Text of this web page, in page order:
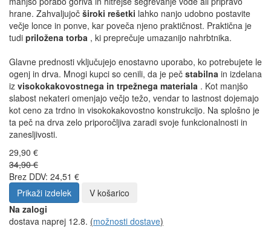
hrane. Zahvaljujoč široki rešetki lahko nanjo udobno postavite
večje lonce in ponve, kar poveča njeno praktičnost. Praktična je
tudi priložena torba , ki preprečuje umazanijo nahrbtnika.
Glavne prednosti vključujejo enostavno uporabo, ko potrebujete le
ogenj in drva. Mnogi kupci so cenili, da je peč stabilna in izdelana
iz visokokakovostnega in trpežnega materiala . Kot manjšo
slabost nekateri omenjajo večjo težo, vendar to lastnost dojemajo
kot ceno za trdno in visokokakovostno konstrukcijo. Na splošno je
ta peč na drva zelo priporočljiva zaradi svoje funkcionalnosti in
zanesljivosti.
29,90 €
34,90 €
Brez DDV: 24,51 €
Prikaži izdelek
V košarico
Na zalogi
dostava naprej 12.8. (možnosti dostave)